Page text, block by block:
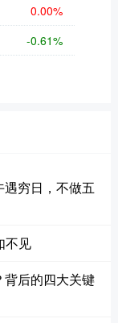
0.00%
-0.61%
穷日，不做五
不见
后的四大关键